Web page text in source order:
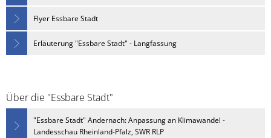
Flyer Essbare Stadt
Erläuterung "Essbare Stadt" - Langfassung
Über die "Essbare Stadt"
"Essbare Stadt" Andernach: Anpassung an Klimawandel -
Landesschau Rheinland-Pfalz, SWR RLP